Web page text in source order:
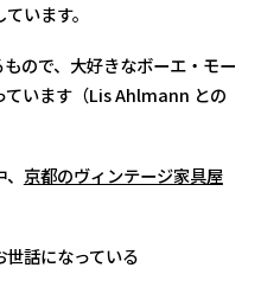
います。
ので、大好きなボーエ・モー
ています（Lis Ahlmann との
京都のヴィンテージ家具屋
話になっている